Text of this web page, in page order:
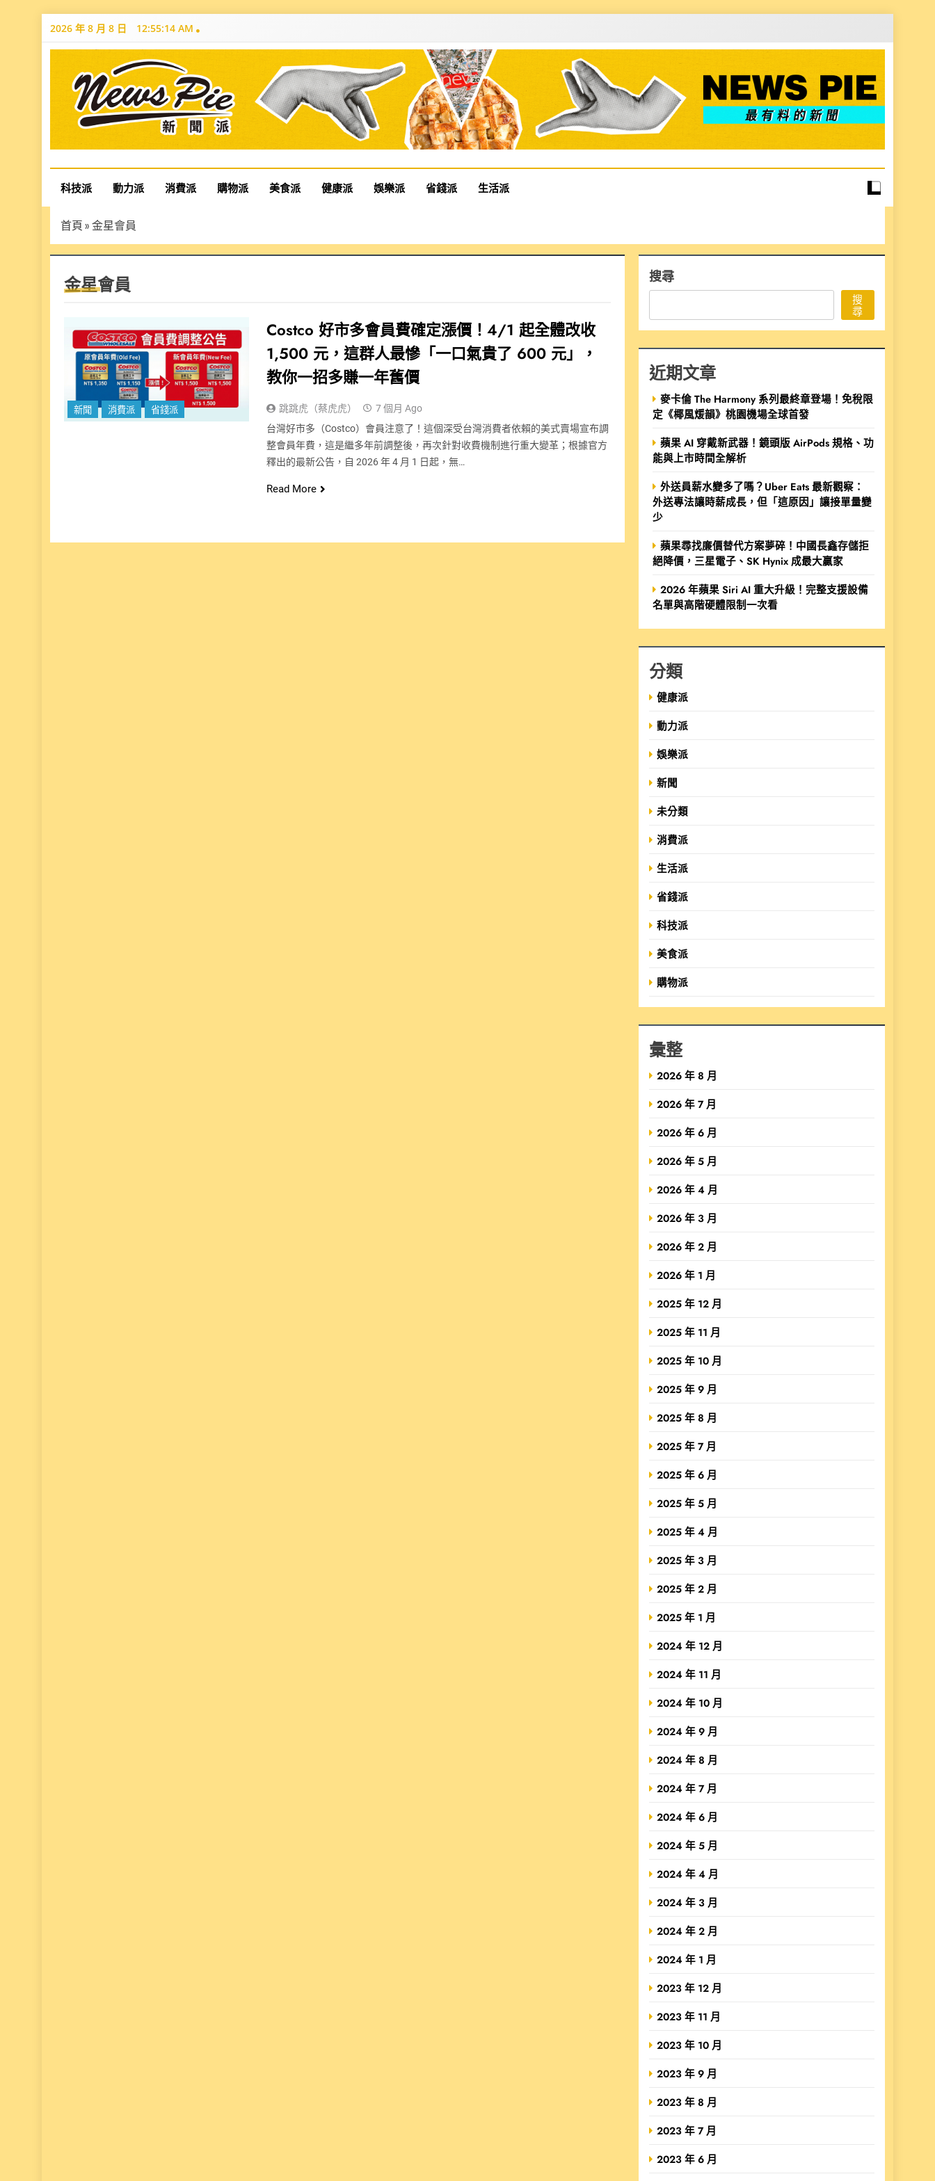
Skip
2026 年 8 月 8 日 12:55:15 AM
News Pie
最有料的新聞
科技派 動力派 消費派 購物派 美食派 健康派 娛樂派 省錢派 生活派
首頁 » 金星會員
金星會員
新聞 消費派 省錢派
Costco 好市多會員費確定漲價！4/1 起全體改收
1,500 元，這群人最慘「一口氣貴了 600 元」，
教你一招多賺一年舊價
跳跳虎（蔡虎虎）
7 個月 Ago
台灣好市多（Costco）會員注意了！這個深受台灣消費者依賴的美式賣場宣布調
整會員年費，這是繼多年前調整後，再次針對收費機制進行重大變革；根據官方
釋出的最新公告，自 2026 年 4 月 1 日起，無…
Read More
搜尋
搜
尋
近期文章
麥卡倫 The Harmony 系列最終章登場！免稅限
定《椰風煖韻》桃園機場全球首發
蘋果 AI 穿戴新武器！鏡頭版 AirPods 規格、功
能與上市時間全解析
外送員薪水變多了嗎？Uber Eats 最新觀察：
外送專法讓時薪成長，但「這原因」讓接單量變
少
蘋果尋找廉價替代方案夢碎！中國長鑫存儲拒
絕降價，三星電子、SK Hynix 成最大贏家
2026 年蘋果 Siri AI 重大升級！完整支援設備
名單與高階硬體限制一次看
分類
健康派
動力派
娛樂派
新聞
未分類
消費派
生活派
省錢派
科技派
美食派
購物派
彙整
2026 年 8 月
2026 年 7 月
2026 年 6 月
2026 年 5 月
2026 年 4 月
2026 年 3 月
2026 年 2 月
2026 年 1 月
2025 年 12 月
2025 年 11 月
2025 年 10 月
2025 年 9 月
2025 年 8 月
2025 年 7 月
2025 年 6 月
2025 年 5 月
2025 年 4 月
2025 年 3 月
2025 年 2 月
2025 年 1 月
2024 年 12 月
2024 年 11 月
2024 年 10 月
2024 年 9 月
2024 年 8 月
2024 年 7 月
2024 年 6 月
2024 年 5 月
2024 年 4 月
2024 年 3 月
2024 年 2 月
2024 年 1 月
2023 年 12 月
2023 年 11 月
2023 年 10 月
2023 年 9 月
2023 年 8 月
2023 年 7 月
2023 年 6 月